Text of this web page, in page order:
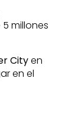
5 millones
Cityen
en el